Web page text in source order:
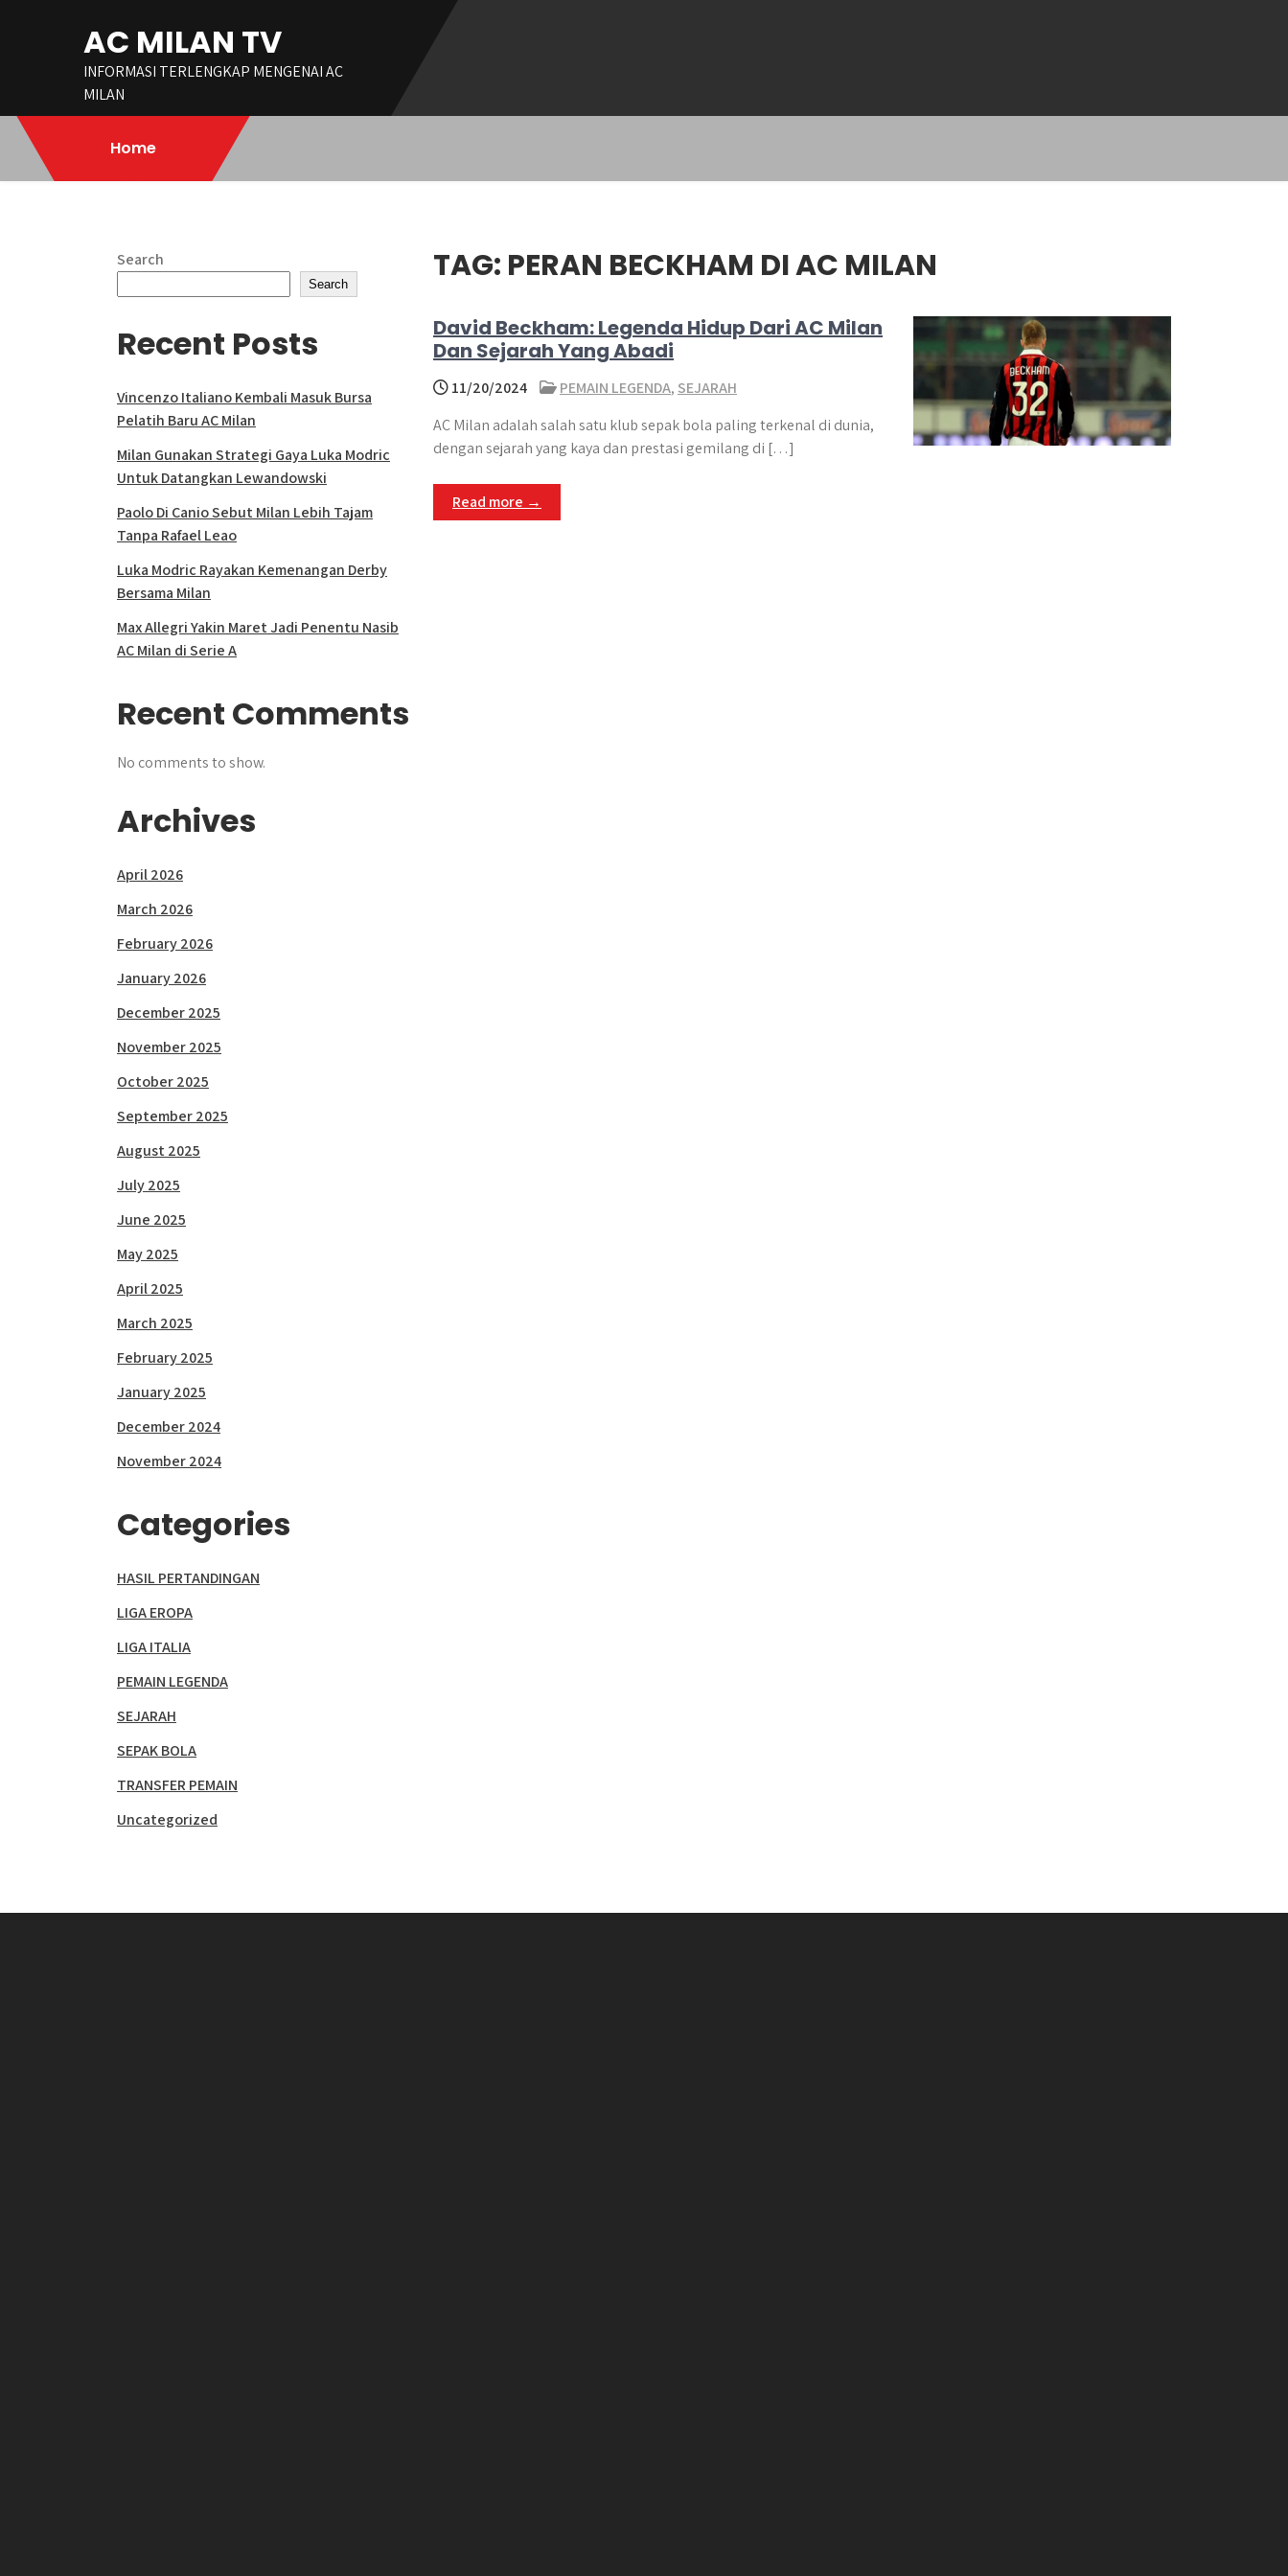
AC MILAN TV
INFORMASI TERLENGKAP MENGENAI AC
MILAN
Home
TAG: PERAN BECKHAM DI AC MILAN
David Beckham: Legenda Hidup Dari AC Milan
Dan Sejarah Yang Abadi
11/20/2024 PEMAIN LEGENDA, SEJARAH
AC Milan adalah salah satu klub sepak bola paling terkenal di dunia,
dengan sejarah yang kaya dan prestasi gemilang di […]
Read more →
Search
Search
Recent Posts
Vincenzo Italiano Kembali Masuk Bursa
Pelatih Baru AC Milan
Milan Gunakan Strategi Gaya Luka Modric
Untuk Datangkan Lewandowski
Paolo Di Canio Sebut Milan Lebih Tajam
Tanpa Rafael Leao
Luka Modric Rayakan Kemenangan Derby
Bersama Milan
Max Allegri Yakin Maret Jadi Penentu Nasib
AC Milan di Serie A
Recent Comments
No comments to show.
Archives
April 2026
March 2026
February 2026
January 2026
December 2025
November 2025
October 2025
September 2025
August 2025
July 2025
June 2025
May 2025
April 2025
March 2025
February 2025
January 2025
December 2024
November 2024
Categories
HASIL PERTANDINGAN
LIGA EROPA
LIGA ITALIA
PEMAIN LEGENDA
SEJARAH
SEPAK BOLA
TRANSFER PEMAIN
Uncategorized